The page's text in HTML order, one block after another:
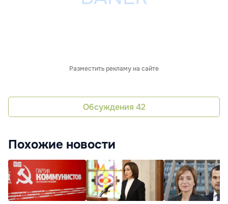
Разместить рекламу на сайте
Обсуждения 42
Похожие новости